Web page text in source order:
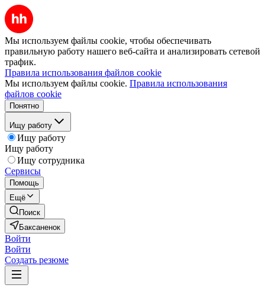
Мы используем файлы cookie, чтобы обеспечивать
правильную работу нашего веб-сайта и анализировать сетевой
трафик.
Правила использования файлов cookie
Мы используем файлы cookie. Правила использования
файлов cookie
Понятно
Ищу работу
Ищу работу
Ищу работу
Ищу сотрудника
Сервисы
Помощь
Ещё
Поиск
Баксаненок
Войти
Войти
Создать резюме